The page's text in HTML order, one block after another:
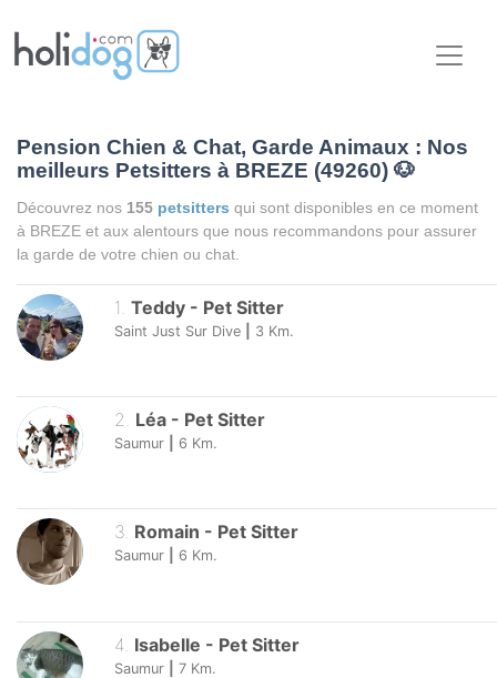
Pension Chien & Chat, Garde Animaux : Nos
meilleurs Petsitters à BREZE (49260) 🐶
Découvrez nos 155 petsitters qui sont disponibles en ce moment
à BREZE et aux alentours que nous recommandons pour assurer
la garde de votre chien ou chat.
1. Teddy - Pet Sitter
Saint Just Sur Dive 3 Km.
2. Léa - Pet Sitter
Saumur 6 Km.
3. Romain - Pet Sitter
Saumur 6 Km.
4 Isabelle - Pet Sitter
Saumur 7 Km.